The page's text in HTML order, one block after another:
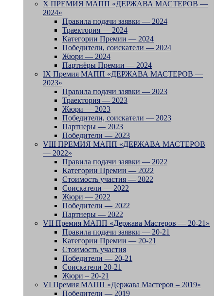
X ПРЕМИЯ МАПП «ДЕРЖАВА МАСТЕРОВ —
2024»
Правила подачи заявки — 2024
Траектория — 2024
Категории Премии — 2024
Победители, соискатели — 2024
Жюри — 2024
Партнёры Премии — 2024
IX Премия МАПП «ДЕРЖАВА МАСТЕРОВ —
2023»
Правила подачи заявки — 2023
Траектория — 2023
Жюри — 2023
Победители, соискатели — 2023
Партнеры — 2023
Победители — 2023
VIII ПРЕМИЯ МАПП «ДЕРЖАВА МАСТЕРОВ
— 2022»
Правила подачи заявки — 2022
Категории Премии — 2022
Стоимость участия — 2022
Соискатели — 2022
Жюри — 2022
Победители — 2022
Партнеры — 2022
VII Премия МАПП «Держава Мастеров — 20-21»
Правила подачи заявки — 20-21
Категории Премии — 20-21
Стоимость участия
Победители — 20-21
Соискатели 20-21
Жюри – 20-21
VI Премия МАПП «Держава Мастеров – 2019»
Победители — 2019